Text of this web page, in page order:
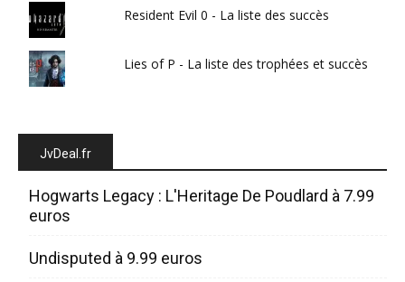
Resident Evil 0 - La liste des succès
Lies of P - La liste des trophées et succès
JvDeal.fr
Hogwarts Legacy : L'Heritage De Poudlard à 7.99
euros
Undisputed à 9.99 euros